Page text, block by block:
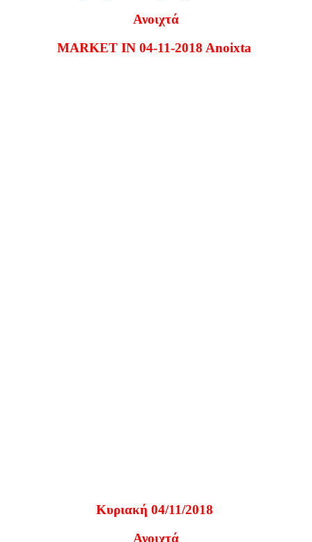
Ανοιχτά
MARKET IN 04-11-2018 Anoixta
Κυριακή 04/11/2018
Ανοιχτά